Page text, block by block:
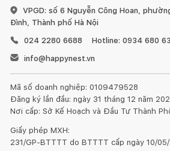
VPGD: số 6 Nguyễn Công Hoan,
Đình, Thành phố Hà Nội
024 2280 6688
Hotline: 0934 680
info@happynest.vn
Mã số doanh nghiệp: 0109479528
Đăng ký lần đầu: ngày 31 tháng 12 năm
Nơi cấp: Sở Kế Hoạch và Đầu Tư Thành
Giấy phép MXH:
231/GP-BTTTT do BTTTT cấp ngày 10/